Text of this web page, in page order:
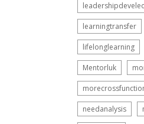
learningtransfer
lifelonglearning
Mentorluk
needanalysis